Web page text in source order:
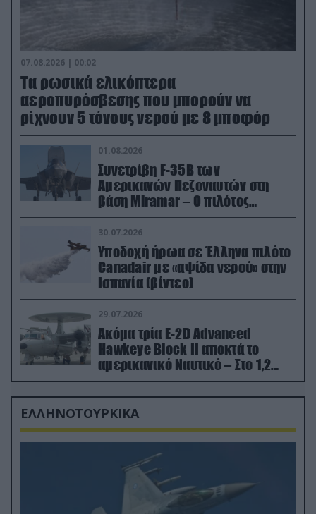
07.08.2026 | 00:02
Τα ρωσικά ελικόπτερα
αεροπυρόσβεσης που μπορούν να
ρίχνουν 5 τόνους νερού με 8 μποφόρ
01.08.2026
Συνετρίβη F-35B των
Αμερικανών Πεζοναυτών στη
βάση Miramar – Ο πιλότος
εκτινάχθηκε εγκαίρως
30.07.2026
Υποδοχή ήρωα σε Έλληνα πιλότο
Canadair με «αψίδα νερού» στην
Ισπανία (βίντεο)
29.07.2026
Ακόμα τρία E-2D Advanced
Hawkeye Block II αποκτά το
αμερικανικό Ναυτικό – Στο 1,2
δισ.δολάρια το κόστος
ΕΛΛΗΝΟΤΟΥΡΚΙΚΑ